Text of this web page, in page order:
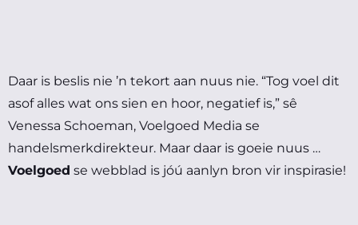
Daar is beslis nie ’n tekort aan nuus nie. “Tog voel dit
asof alles wat ons sien en hoor, negatief is,” sê
Venessa Schoeman, Voelgoed Media se
handelsmerkdirekteur. Maar daar is goeie nuus …
Voelgoed se webblad is jóú aanlyn bron vir inspirasie!